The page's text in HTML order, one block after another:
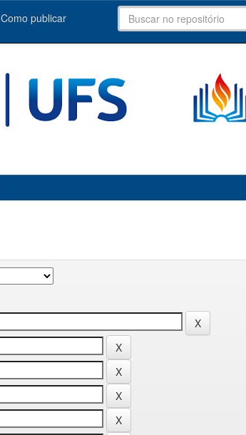
Como publicar